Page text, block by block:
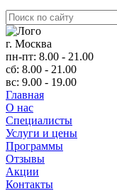
г. Москва
пн-пт: 8.00 - 21.00
сб: 8.00 - 21.00
вс: 9.00 - 19.00
Главная
О нас
Cпециалисты
Услуги и цены
Программы
Отзывы
Акции
Контакты